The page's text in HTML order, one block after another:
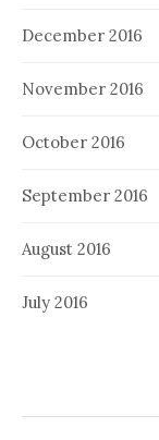
December 2016
November 2016
October 2016
September 2016
August 2016
July 2016